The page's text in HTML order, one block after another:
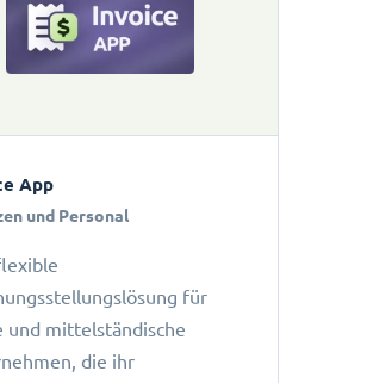
App
und Personal
für
und mittelständische
die ihr